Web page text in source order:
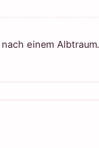
einem Albtraum.